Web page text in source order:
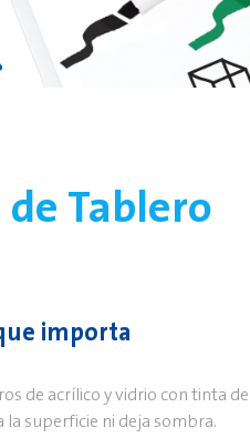
Tablero
importa
de acrílico y vidrio con tinta de
superficie ni deja sombra.